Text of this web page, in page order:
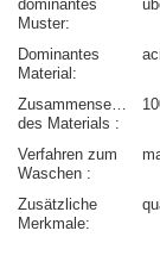
dominantes
Muster
Dominantes
Material
Zusammensetzung
des Materials
Verfahren zum
Waschen
Zusätzliche
Merkmale